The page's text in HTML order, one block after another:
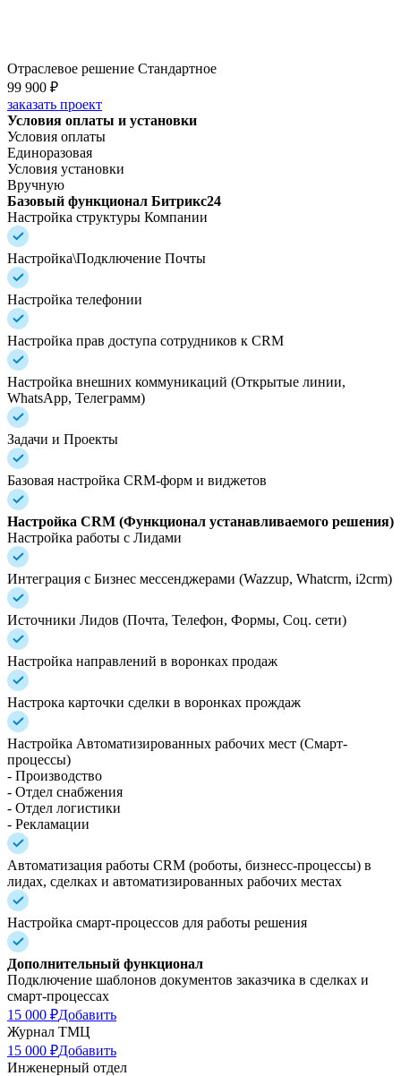
Отраслевое решение Стандартное
99 900 ₽
заказать проект
Условия оплаты и установки
Условия оплаты
Единоразовая
Условия установки
Вручную
Базовый функционал Битрикс24
Настройка структуры Компании
Настройка\Подключение Почты
Настройка телефонии
Настройка прав доступа сотрудников к CRM
Настройка внешних коммуникаций (Открытые линии,
WhatsApp, Телеграмм)
Задачи и Проекты
Базовая настройка CRM-форм и виджетов
Настройка CRM (Функционал устанавливаемого решения)
Настройка работы с Лидами
Интеграция с Бизнес мессенджерами (Wazzup, Whatcrm, i2crm)
Источники Лидов (Почта, Телефон, Формы, Соц. сети)
Настройка направлений в воронках продаж
Настрока карточки сделки в воронках прождаж
Настройка Автоматизированных рабочих мест (Смарт-
процессы)
- Производство
- Отдел снабжения
- Отдел логистики
- Рекламации
Автоматизация работы CRM (роботы, бизнесс-процессы) в
лидах, сделках и автоматизированных рабочих местах
Настройка смарт-процессов для работы решения
Дополнительный функционал
Подключение шаблонов документов заказчика в сделках и
смарт-процессах
15 000 ₽Добавить
Журнал ТМЦ
15 000 ₽Добавить
Инженерный отдел